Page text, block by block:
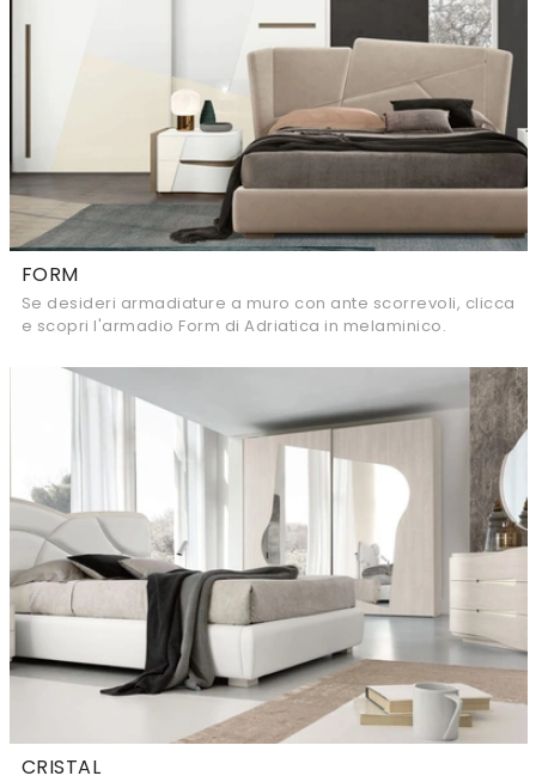
FORM
Se desideri armadiature a muro con ante scorrevoli, clicca
e scopri l'armadio Form di Adriatica in melaminico.
CRISTAL